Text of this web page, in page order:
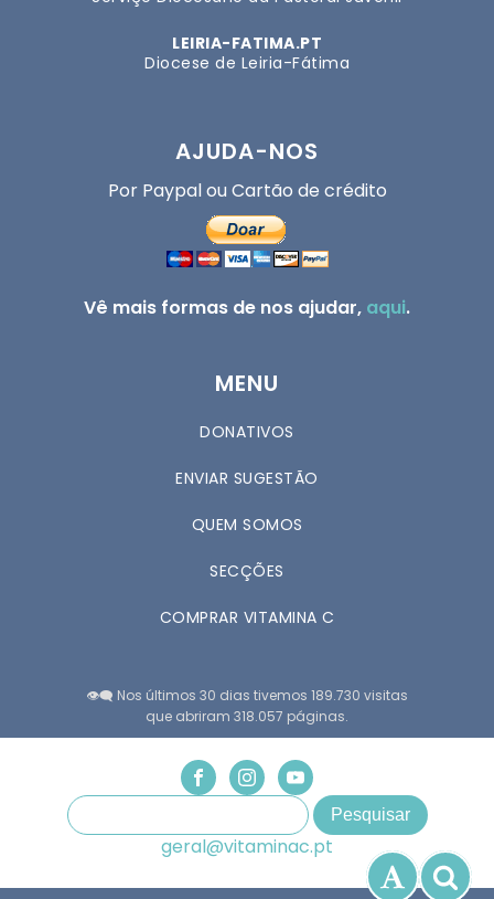
LEIRIA-FATIMA.PT
Diocese de Leiria-Fátima
AJUDA-NOS
Por Paypal ou Cartão de crédito
Vê mais formas de nos ajudar, aqui.
MENU
DONATIVOS
ENVIAR SUGESTÃO
QUEM SOMOS
SECÇÕES
COMPRAR VITAMINA C
👁️‍🗨️ Nos últimos 30 dias tivemos 189.730 visitas
que abriram 318.057 páginas.
geral@vitaminac.pt